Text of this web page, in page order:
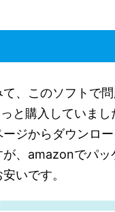
て、このソフトで
と購入していまし
ージからダウンロ
が、amazonでパッ
いです。